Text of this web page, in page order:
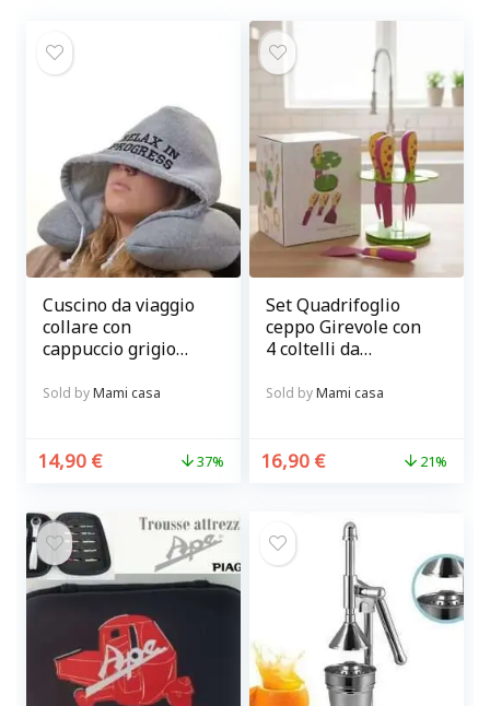
Cuscino da viaggio
collare con
cappuccio grigio
Sold byMami casa
14,90 € 37%
Set Quadrifoglio
ceppo Girevole con
4 coltelli da
antiaderenti inox
Sold byMami casa
16,90 € 21%